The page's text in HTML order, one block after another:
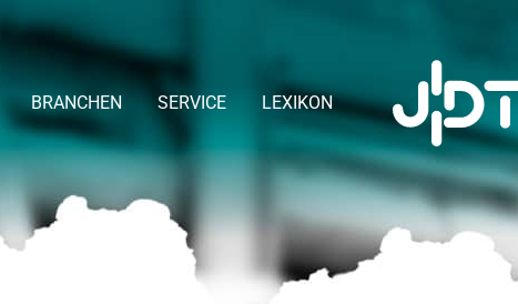
BRANCHEN SERVICE LEXIKON